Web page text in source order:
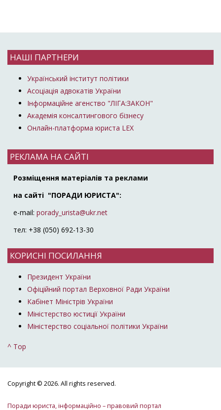
НАШІ ПАРТНЕРИ
Український інститут політики
Асоціація адвокатів України
Інформаційне агенство "ЛІГА:ЗАКОН"
Академія консалтингового бізнесу
Онлайн-платформа юриста LEX
РЕКЛАМА НА САЙТІ
Розміщення матеріалів та реклами
на сайті "ПОРАДИ ЮРИСТА":
e-mail: porady_urista@ukr.net
тел: +38 (050) 692-13-30
КОРИСНІ ПОСИЛАННЯ
Президент України
Офіційний портал Верховної Ради України
Кабінет Міністрів України
Міністерство юстиції України
Міністерство соціальної політики України
^ Top
Copyright © 2026. All rights reserved.
Поради юриста, інформаційно – правовий портал